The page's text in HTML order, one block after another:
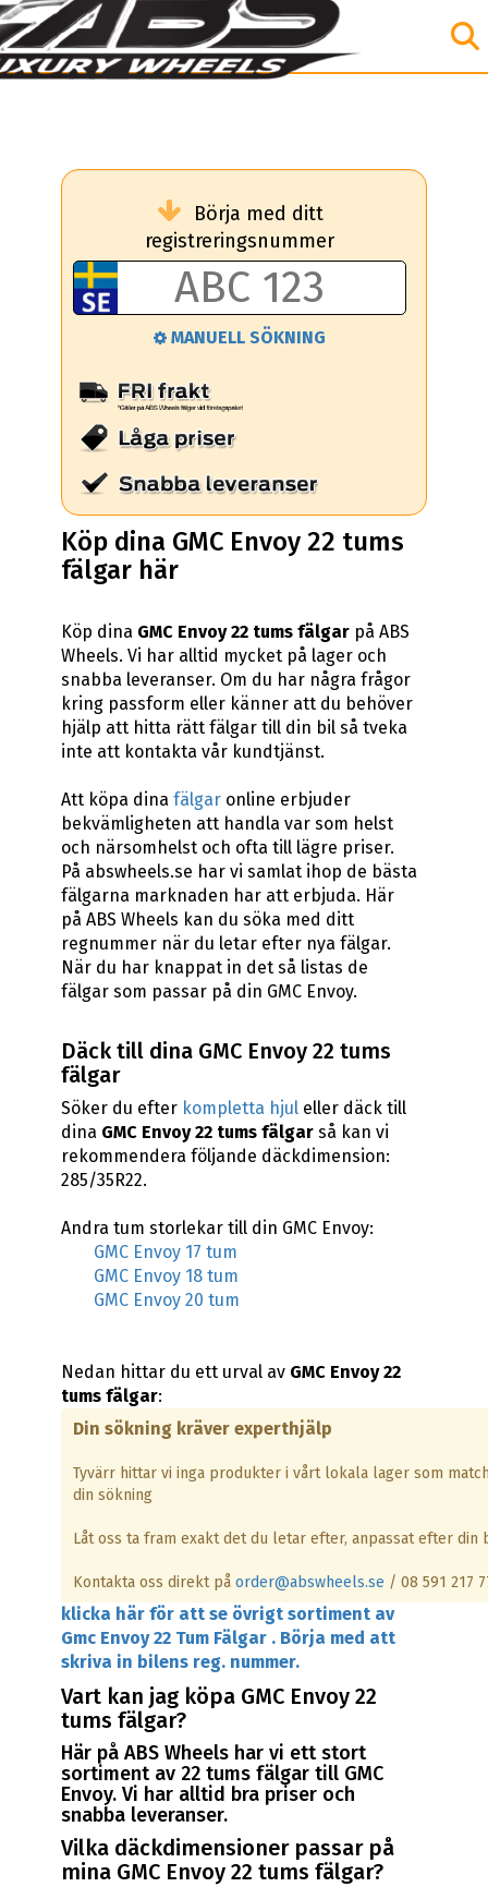
Börja med ditt
registreringsnummer
MANUELL SÖKNING
Köp dina GMC Envoy 22 tums
fälgar här
Köp dina GMC Envoy 22 tums fälgar på ABS
Wheels. Vi har alltid mycket på lager och
snabba leveranser. Om du har några frågor
kring passform eller känner att du behöver
hjälp att hitta rätt fälgar till din bil så tveka
inte att kontakta vår kundtjänst.
Att köpa dinafälgar online erbjuder
bekvämligheten att handla var som helst
och närsomhelst och ofta till lägre priser.
På abswheels.se har vi samlat ihop de bästa
fälgarna marknaden har att erbjuda. Här
på ABS Wheels kan du söka med ditt
regnummer när du letar efter nya fälgar.
När du har knappat in det så listas de
fälgar som passar på din GMC Envoy.
Däck till dina GMC Envoy 22 tums
fälgar
Söker du efter kompletta hjul eller däck till
dina GMC Envoy 22 tums fälgar så kan vi
rekommendera följande däckdimension:
285/35R22.
Andra tum storlekar till din GMC Envoy:
GMC Envoy 17 tum
GMC Envoy 18 tum
GMC Envoy 20 tum
Nedan hittar du ett urval av GMC Envoy 22
tums fälgar:
Din sökning kräver experthjälp
Tyvärr hittar vi inga produkter i vårt lokala lager som
din sökning
Låt oss ta fram exakt det du letar efter, anpassat efter din
Kontakta oss direkt påorder@abswheels.se / 08 591 217
klicka här för att se övrigt sortiment av
Gmc Envoy 22 Tum Fälgar . Börja med att
skriva in bilens reg. nummer.
Vart kan jag köpa GMC Envoy 22
tums fälgar?
Här på ABS Wheels har vi ett stort
sortiment av 22 tums fälgar till GMC
Envoy. Vi har alltid bra priser och
snabba leveranser.
Vilka däckdimensioner passar på
mina GMC Envoy 22 tums fälgar?